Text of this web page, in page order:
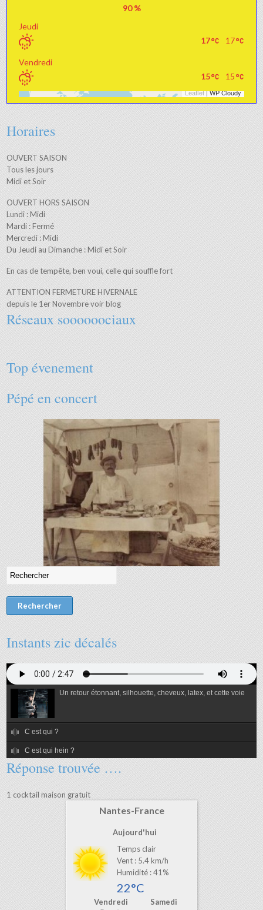
90 %
Jeudi
17
17
Vendredi
15
15
+
−
Leaflet| WP Cloudy
Horaires
OUVERT SAISON
Tous les jours
Midi et Soir
OUVERT HORS SAISON
Lundi : Midi
Mardi : Fermé
Mercredi : Midi
Du Jeudi au Dimanche : Midi et Soir
En cas de tempête, ben voui, celle qui souffle fort
ATTENTION FERMETURE HIVERNALE
depuis le 1er Novembre voir blog
Réseaux soooooociaux
Top évenement
Pépé en concert
Instants zic décalés
Un retour étonnant, silhouette, cheveux, latex, et cette voie
C est qui ?
C est qui hein ?
C est qui alors ?
C est qui ben quand même ?
Réponse trouvée ….
1 cocktail maison gratuit
Nantes-France
Aujourd'hui
Temps clair
Vent : 5.4 km/h
Humidité : 41%
22°C
Vendredi Samedi